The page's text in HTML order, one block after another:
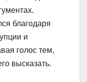
благодаря
и
голос тем,
высказать.